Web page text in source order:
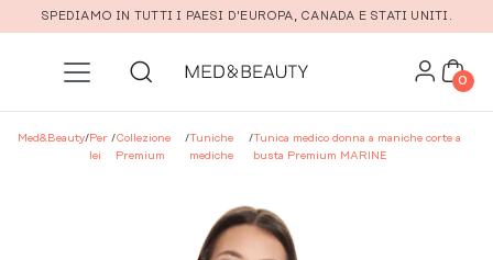
Vai al contenuto principale
SPEDIAMO IN TUTTI I PAESI D'EUROPA, CANADA E STATI UNITI.
0
Med&Beauty/Per
lei
/Collezione
Premium
/Tuniche
mediche
/Tunica medico donna a maniche corte a
busta Premium MARINE